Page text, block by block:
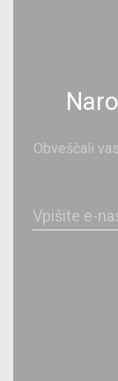
Obveščali